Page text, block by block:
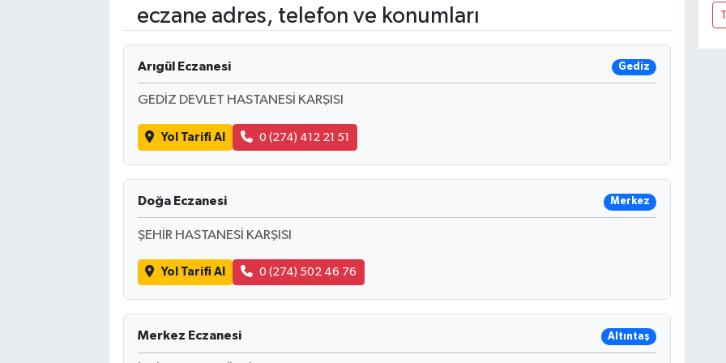
eczane adres, telefon ve konumları
Arıgül Eczanesi Gediz
GEDİZ DEVLET HASTANESİ KARŞISI
Yol Tarifi Al 0 (274) 412 21 51
Doğa Eczanesi Merkez
ŞEHİR HASTANESİ KARŞISI
Yol Tarifi Al 0 (274) 502 46 76
Merkez Eczanesi Altıntaş